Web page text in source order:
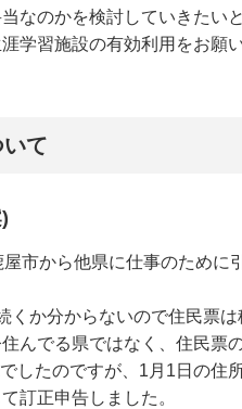
なのかを検討していきたい
学習施設の有効利用をお願
て
市から他県に仕事のために
くか分からないので住民票は
んでる県ではなく、住民票
したのですが、1月1日の住
訂正申告しました。